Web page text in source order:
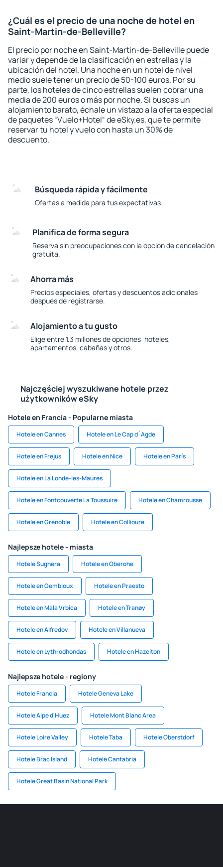
¿Cuál es el precio de una noche de hotel en
Saint-Martin-de-Belleville?
El precio por noche en Saint-Martin-de-Belleville puede
variar y depende de la clasificación en estrellas y la
ubicación del hotel. Una noche en un hotel de nivel
medio suele tener un precio de 50-100 euros. Por su
parte, los hoteles de cinco estrellas suelen cobrar una
media de 200 euros o más por noche. Si buscas un
alojamiento barato, échale un vistazo a la oferta especial
de paquetes “Vuelo+Hotel“ de eSky.es, que te permite
reservar tu hotel y vuelo con hasta un 30% de
descuento.
Búsqueda rápida y fácilmente
Ofertas a medida para tus expectativas.
Planifica de forma segura
Reserva sin preocupaciones con la opción de cancelación
gratuita.
Ahorra más
Precios especiales, ofertas y descuentos adicionales
después de registrarse.
Alojamiento a tu gusto
Elige entre 1.3 millones de opciones: hoteles,
apartamentos, cabañas y otros.
Najczęściej wyszukiwane hotele przez
użytkowników eSky
Hotele en Francia - Popularne miasta
Hotele en Cannes Hotele en Le Cap d`Agde
Hotele en Frejus Hotele en Nice Hotele en París
Hotele en La Londe-les-Maures
Hotele en Fontcouverte La Toussuire Hotele en Chamrousse
Hotele en Grenoble Hotele en Collioure
Najlepsze hotele - miasta
Hotele Sughera Hotele en Oberohe
Hotele en Gembloux Hotele en Praesto
Hotele en Mala Vrbica Hotele en Tranøy
Hotele en Alfredov Hotele en Villanueva
Hotele en Lythrodhondas Hotele en Hazelton
Najlepsze hotele - regiony
Hotele Francia Hotele Geneva Lake
Hotele Alpe d'Huez Hotele Mont Blanc Area
Hotele Loire Valley Hotele Taba Hotele Oberstdorf
Hotele Brac Island Hotele Cantabria
Hotele Great Basin National Park